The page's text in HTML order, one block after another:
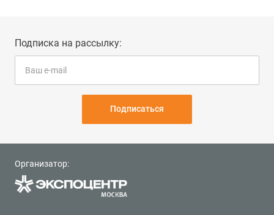
Подписка на рассылку:
Подписаться
Организатор: